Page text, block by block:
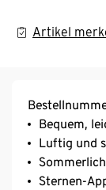
Artikel
Bequem,
Luftig und
Sommerlich
Sternen-